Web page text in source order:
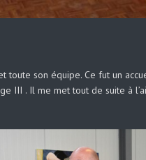
toute son équipe. Ce fut un
III . Il me met tout de suite à